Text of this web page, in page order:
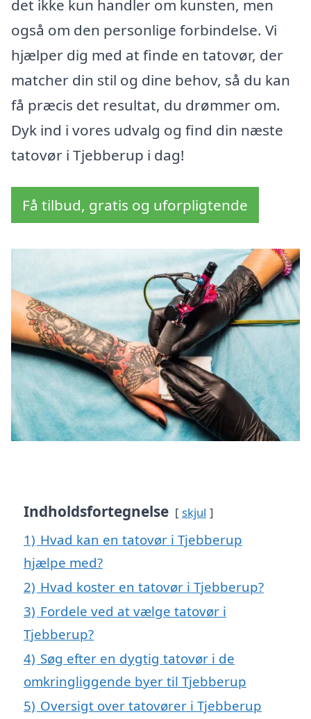
det ikke kun handler om kunsten, men
også om den personlige forbindelse. Vi
hjælper dig med at finde en tatovør, der
matcher din stil og dine behov, så du kan
få præcis det resultat, du drømmer om.
Dyk ind i vores udvalg og find din næste
tatovør i Tjebberup i dag!
Få tilbud, gratis og uforpligtende
Indholdsfortegnelse skjul
1) Hvad kan en tatovør i Tjebberup
hjælpe med?
2) Hvad koster en tatovør i Tjebberup?
3) Fordele ved at vælge tatovør i
Tjebberup?
4) Søg efter en dygtig tatovør i de
omkringliggende byer til Tjebberup
5) Oversigt over tatovører i Tjebberup